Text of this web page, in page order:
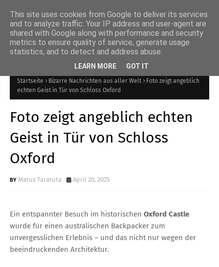
Internetmagazin über
Mysterien
Startseite Bizarre Nachrichten aus aller Welt
Foto zeigt angeblich
echten Geist in Tür von Schloss Oxford
Foto zeigt angeblich echten
Geist in Tür von Schloss
Oxford
Matus Taratuta April 20, 2025
Ein entspannter Besuch im historischen Oxford Castle
wurde für einen australischen Backpacker zum
unvergesslichen Erlebnis – und das nicht nur wegen der
beeindruckenden Architektur.
This site uses cookies from Google to deliver its services
and to analyze traffic. Your IP address and user-agent are
shared with Google along with performance and security
metrics to ensure quality of service, generate usage
statistics, and to detect and address abuse.
LEARN MORE GOT IT